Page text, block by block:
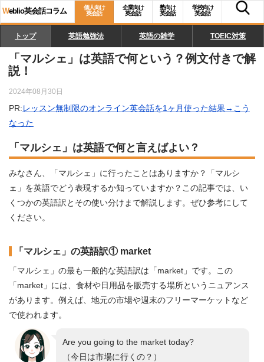
Weblio英会話コラム
個人向け
英会話
企業向け
英会話
塾向け
英会話
学校向け
英会話
トップ 英語勉強法 英語の雑学 TOEIC対策
「マルシェ」は英語で何という？例文付きで解
説！
2024年08月30日
PR:レッスン無制限のオンライン英会話を1ヶ月使った結果→こう
なった
「マルシェ」は英語で何と言えばよい？
みなさん、「マルシェ」に行ったことはありますか？「マルシ
ェ」を英語でどう表現するか知っていますか？この記事では、い
くつかの英語訳とその使い分けまで解説します。ぜひ参考にして
ください。
「マルシェ」の英語訳① market
「マルシェ」の最も一般的な英語訳は「market」です。この
「market」には、食材や日用品を販売する場所というニュアンス
があります。例えば、地元の市場や週末のフリーマーケットなど
で使われます。
Are you going to the market today?
（今日は市場に行くの？）